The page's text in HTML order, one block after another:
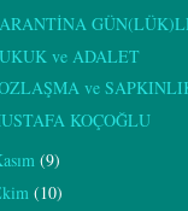
ve ADALET
ve
KOÇOĞLU
(9)
(10)